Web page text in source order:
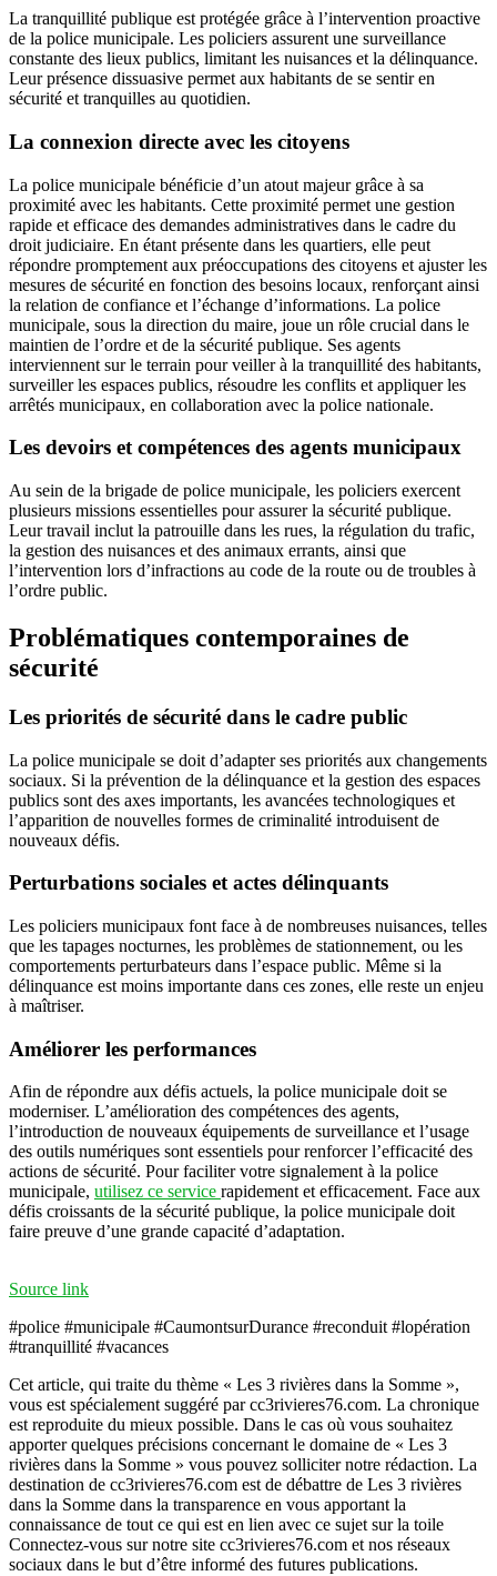
La tranquillité publique est protégée grâce à l’intervention proactive
de la police municipale. Les policiers assurent une surveillance
constante des lieux publics, limitant les nuisances et la délinquance.
Leur présence dissuasive permet aux habitants de se sentir en
sécurité et tranquilles au quotidien.
La connexion directe avec les citoyens
La police municipale bénéficie d’un atout majeur grâce à sa
proximité avec les habitants. Cette proximité permet une gestion
rapide et efficace des demandes administratives dans le cadre du
droit judiciaire. En étant présente dans les quartiers, elle peut
répondre promptement aux préoccupations des citoyens et ajuster les
mesures de sécurité en fonction des besoins locaux, renforçant ainsi
la relation de confiance et l’échange d’informations. La police
municipale, sous la direction du maire, joue un rôle crucial dans le
maintien de l’ordre et de la sécurité publique. Ses agents
interviennent sur le terrain pour veiller à la tranquillité des habitants,
surveiller les espaces publics, résoudre les conflits et appliquer les
arrêtés municipaux, en collaboration avec la police nationale.
Les devoirs et compétences des agents municipaux
Au sein de la brigade de police municipale, les policiers exercent
plusieurs missions essentielles pour assurer la sécurité publique.
Leur travail inclut la patrouille dans les rues, la régulation du trafic,
la gestion des nuisances et des animaux errants, ainsi que
l’intervention lors d’infractions au code de la route ou de troubles à
l’ordre public.
Problématiques contemporaines de
sécurité
Les priorités de sécurité dans le cadre public
La police municipale se doit d’adapter ses priorités aux changements
sociaux. Si la prévention de la délinquance et la gestion des espaces
publics sont des axes importants, les avancées technologiques et
l’apparition de nouvelles formes de criminalité introduisent de
nouveaux défis.
Perturbations sociales et actes délinquants
Les policiers municipaux font face à de nombreuses nuisances, telles
que les tapages nocturnes, les problèmes de stationnement, ou les
comportements perturbateurs dans l’espace public. Même si la
délinquance est moins importante dans ces zones, elle reste un enjeu
à maîtriser.
Améliorer les performances
Afin de répondre aux défis actuels, la police municipale doit se
moderniser. L’amélioration des compétences des agents,
l’introduction de nouveaux équipements de surveillance et l’usage
des outils numériques sont essentiels pour renforcer l’efficacité des
actions de sécurité. Pour faciliter votre signalement à la police
municipale, utilisez ce service rapidement et efficacement. Face aux
défis croissants de la sécurité publique, la police municipale doit
faire preuve d’une grande capacité d’adaptation.
Source link
#police #municipale #CaumontsurDurance #reconduit #lopération
#tranquillité #vacances
Cet article, qui traite du thème « Les 3 rivières dans la Somme »,
vous est spécialement suggéré par cc3rivieres76.com. La chronique
est reproduite du mieux possible. Dans le cas où vous souhaitez
apporter quelques précisions concernant le domaine de « Les 3
rivières dans la Somme » vous pouvez solliciter notre rédaction. La
destination de cc3rivieres76.com est de débattre de Les 3 rivières
dans la Somme dans la transparence en vous apportant la
connaissance de tout ce qui est en lien avec ce sujet sur la toile
Connectez-vous sur notre site cc3rivieres76.com et nos réseaux
sociaux dans le but d’être informé des futures publications.